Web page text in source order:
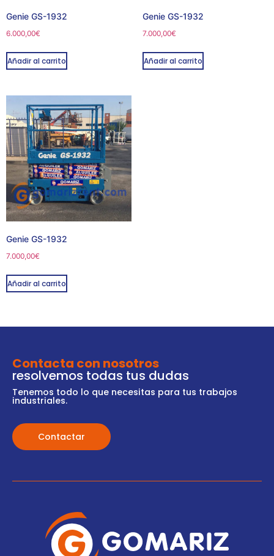
Genie GS-1932
6.000,00€
Añadir al carrito
Genie GS-1932
7.000,00€
Añadir al carrito
Genie GS-1932
7.000,00€
Añadir al carrito
Contacta con nosotros
resolvemos todas tus dudas
Tenemos todo lo que necesitas para tus trabajos
industriales.
Contactar